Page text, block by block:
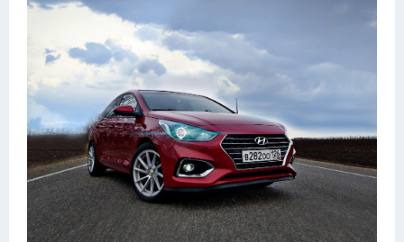
УАЗ
Кадиллак
Автокемпер
Феррари
Поезда
Мотоциклы